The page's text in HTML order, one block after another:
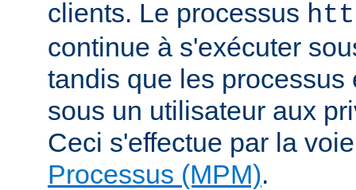
clients. Le processus
continue à s'exécuter
tandis que les processus
sous un utilisateur aux
Ceci s'effectue par la
Processus (MPM).